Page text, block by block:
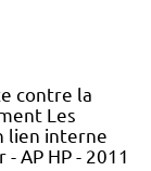
contre la
Les
lien interne
AP HP - 2011